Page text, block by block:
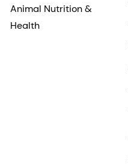
Animal Nutrition &
Health